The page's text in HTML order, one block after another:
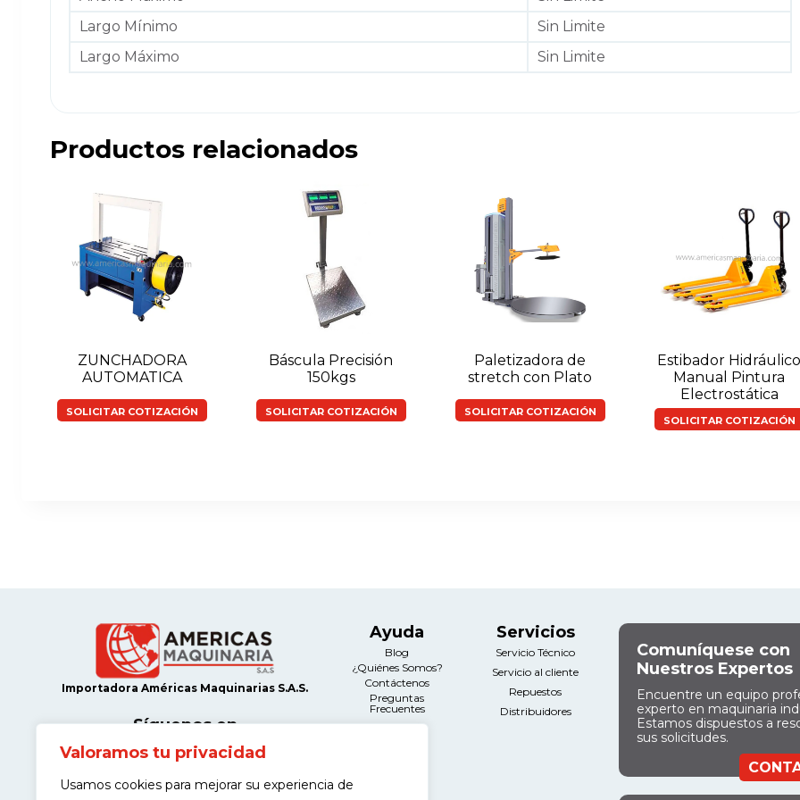
Valoramos tu privacidad
Usamos cookies para mejorar su experiencia de
Largo Mínimo
Sin Limite
Largo Máximo
Sin Limite
Productos relacionados
ZUNCHADORA
AUTOMATICA
SOLICITAR COTIZACIÓN
Báscula Precisión
150kgs
SOLICITAR COTIZACIÓN
Paletizadora de
stretch con Plato
SOLICITAR COTIZACIÓN
Estibador Hidráulico
Manual Pintura
Electrostática
SOLICITAR COTIZACIÓN
Importadora Américas Maquinarias S.A.S.
Síguenos en
Contacto
Ayuda
Blog
¿Quiénes Somos?
Contáctenos
Preguntas
Frecuentes
Servicios
Servicio Técnico
Servicio al cliente
Repuestos
Distribuidores
Comuníquese con
Nuestros Expertos
Encuentre un equipo
experto en maquinaria
Estamos dispuestos a
sus solicitudes.